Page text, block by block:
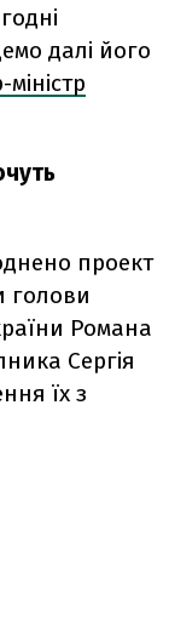
далі його
проект
голови
Романа
Сергія
їх з